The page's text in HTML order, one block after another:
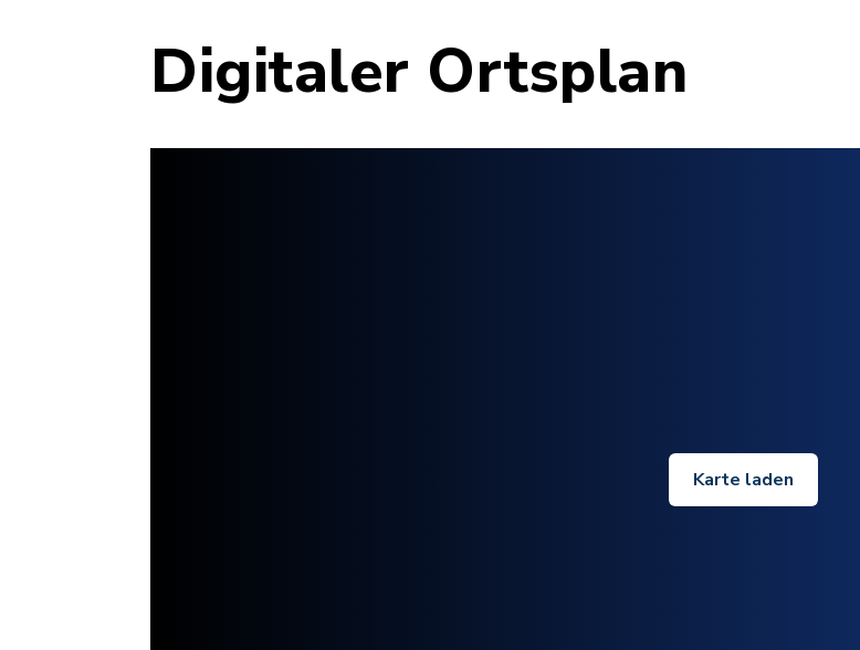
Digitaler Ortsplan
Karte laden